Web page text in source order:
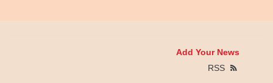
Add Your News